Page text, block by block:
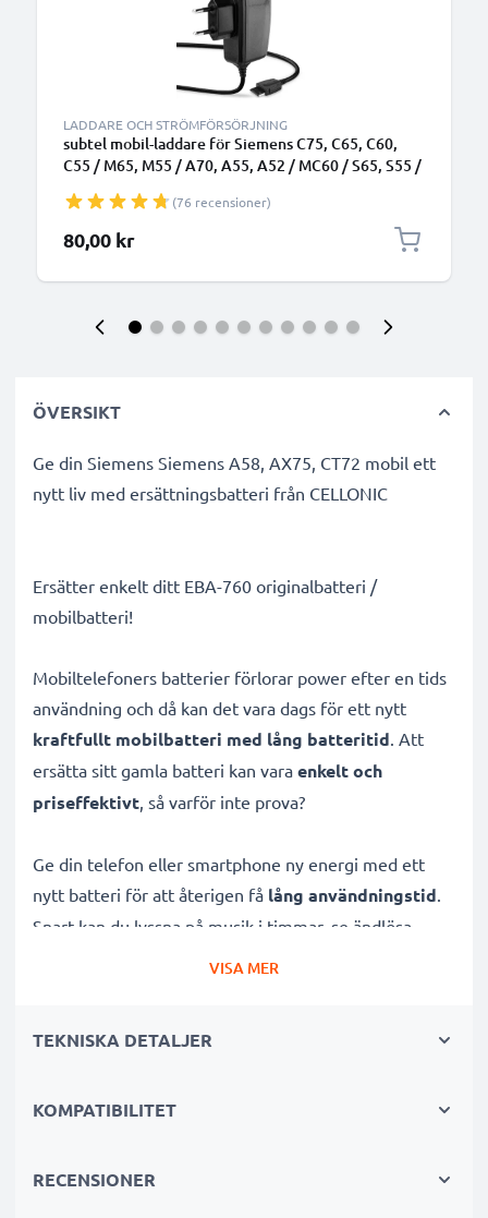
LADDARE OCH STRÖMFÖRSÖRJNING
subtel mobil-laddare för Siemens C75, C65, C60,
C55 / M65, M55 / A70, A55, A52 / MC60 / S65, S55 /
strömadapter för mobiltelefon med 1.5m lång kabel
(76 recensioner)
80,00 kr
ÖVERSIKT
Ge din Siemens Siemens A58, AX75, CT72 mobil ett
nytt liv med ersättningsbatteri från CELLONIC
Ersätter enkelt ditt EBA-760 originalbatteri /
mobilbatteri!
Mobiltelefoners batterier förlorar power efter en tids
användning och då kan det vara dags för ett nytt
kraftfullt mobilbatteri med lång batteritid. Att
ersätta sitt gamla batteri kan vara enkelt och
priseffektivt, så varför inte prova?
Ge din telefon eller smartphone ny energi med ett
nytt batteri för att återigen få lång användningstid.
Snart kan du lyssna på musik i timmar, se ändlösa
designat för din Siemens Siemens A58, AX75, CT72
VISA MER
TEKNISKA DETALJER
KOMPATIBILITET
RECENSIONER